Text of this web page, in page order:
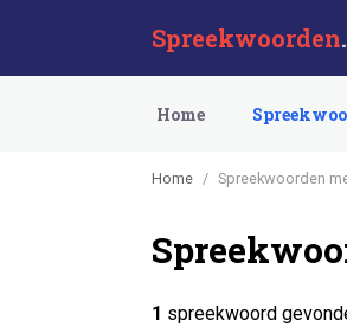
Spreekwoorden
Home
Home Spreekwoorden
1 spreekwoord